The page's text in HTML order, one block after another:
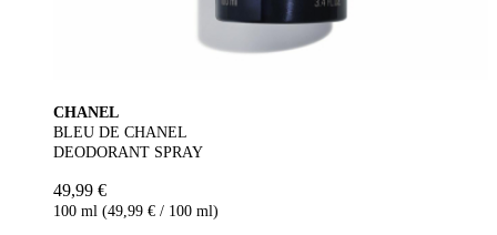
CHANEL
BLEU DE CHANEL
DEODORANT SPRAY
49,99 €
100 ml (49,99 € / 100 ml)